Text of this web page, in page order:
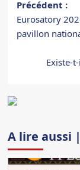
Précédent :
Eurosatory
pavillon
Existe-
A lire